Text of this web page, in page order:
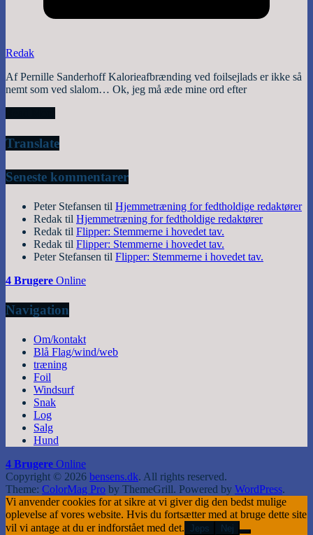
Redak
Af Pernille Sanderhoff Kalorieafbrænding ved foilsejlads er ikke så
nemt som ved slalom… Ok, jeg må æde mine ord efter
Translate
Seneste kommentarer
Peter Stefansen til Hjemmetræning for fedtholdige redaktører
Redak til Hjemmetræning for fedtholdige redaktører
Redak til Flipper: Stemmerne i hovedet tav.
Redak til Flipper: Stemmerne i hovedet tav.
Peter Stefansen til Flipper: Stemmerne i hovedet tav.
4 Brugere Online
Navigation
Om/kontakt
Blå Flag/wind/web
træning
Foil
Windsurf
Snak
Log
Salg
Hund
4 Brugere Online
Copyright © 2026 bensens.dk. All rights reserved.
Theme: ColorMag Pro by ThemeGrill. Powered by WordPress.
Vi anvender cookies for at sikre at vi giver dig den bedst mulige
oplevelse af vores website. Hvis du fortsætter med at bruge dette site
vil vi antage at du er indforstået med det. Jeps Nej